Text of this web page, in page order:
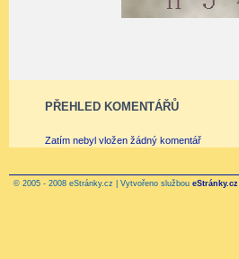
PŘEHLED KOMENTÁŘŮ
Zatím nebyl vložen žádný komentář
© 2005 - 2008 eStránky.cz | Vytvořeno službou eStránky.cz